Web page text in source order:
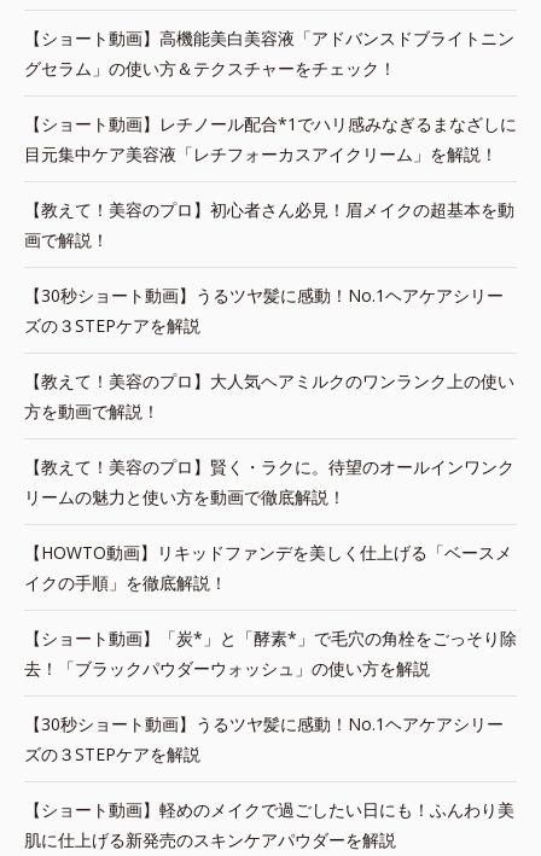
【ショート動画】高機能美白美容液「アドバンスドブライトニン
グセラム」の使い方＆テクスチャーをチェック！
【ショート動画】レチノール配合*1でハリ感みなぎるまなざしに
目元集中ケア美容液「レチフォーカスアイクリーム」を解説！
【教えて！美容のプロ】初心者さん必見！眉メイクの超基本を動
画で解説！
【30秒ショート動画】うるツヤ髪に感動！No.1ヘアケアシリー
ズの３STEPケアを解説
【教えて！美容のプロ】大人気ヘアミルクのワンランク上の使い
方を動画で解説！
【教えて！美容のプロ】賢く・ラクに。待望のオールインワンク
リームの魅力と使い方を動画で徹底解説！
【HOWTO動画】リキッドファンデを美しく仕上げる「ベースメ
イクの手順」を徹底解説！
【ショート動画】「炭*」と「酵素*」で毛穴の角栓をごっそり除
去！「ブラックパウダーウォッシュ」の使い方を解説
【30秒ショート動画】うるツヤ髪に感動！No.1ヘアケアシリー
ズの３STEPケアを解説
【ショート動画】軽めのメイクで過ごしたい日にも！ふんわり美
肌に仕上げる新発売のスキンケアパウダーを解説